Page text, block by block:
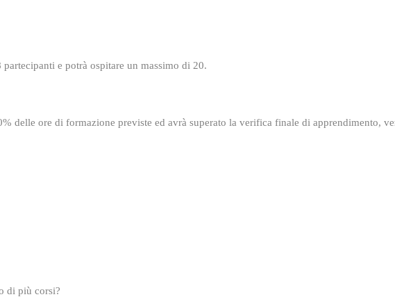
e potrà ospitare un massimo di 20.
delle ore di formazione previste ed avrà superato la verifica finale di apprendimento,
di più corsi?